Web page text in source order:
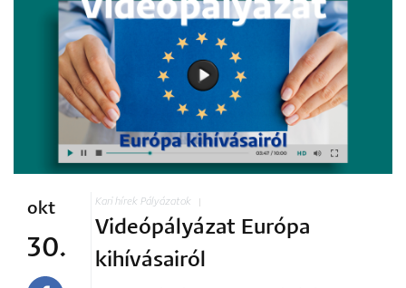
okt
30.
Kari hírek Pályázatok
Videópályázat Európa
kihívásairól